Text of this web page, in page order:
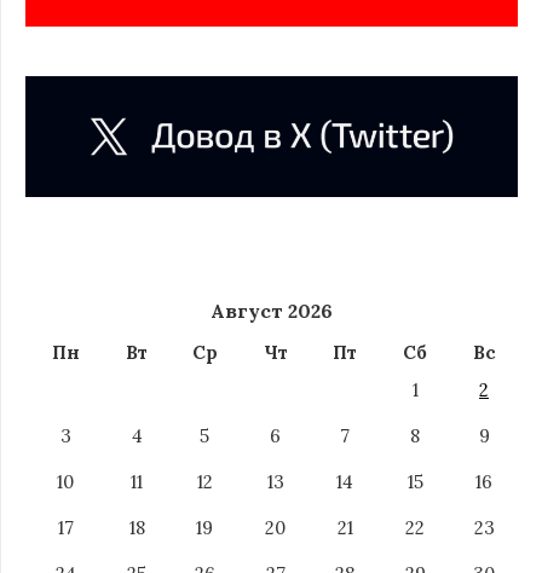
Август 2026
Пн Вт Ср Чт Пт Сб
Вс
1
2
3
4 5 6 7 8
9
10
11 12 13 14 15
16
17
18 19 20 21 22
23